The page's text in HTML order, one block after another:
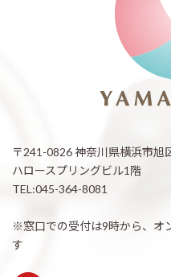
〒241-0826 神奈川県横浜市旭
ハロースプリングビル1階
TEL:045-364-8081
※窓口での受付は9時から、オ
す